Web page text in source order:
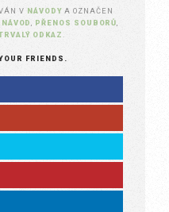
V NÁVODY A OZNAČEN
NÁVOD PŘENOS SOUBORŮ
ODKAZ
FRIENDS.